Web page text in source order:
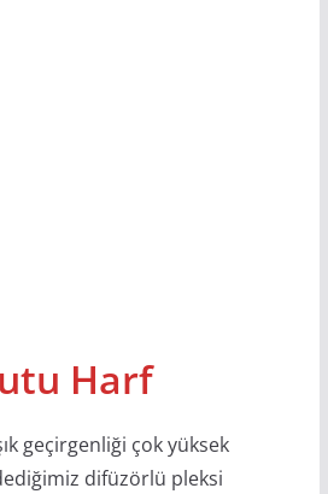
Harf
geçirgenliği çok yüksek
difüzörlü pleksi